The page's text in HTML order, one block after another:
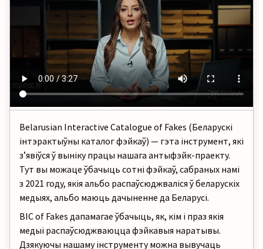
Belarusian Interactive Catalogue of Fakes (Беларускі
інтэрактыўны каталог фэйкаў) — гэта інструмент, які
зʼявіўся ў выніку працы нашага антыфэйк-праекту.
Тут вы можаце ўбачыць сотні фэйкаў, сабраных намі
з 2021 году, якія альбо распаўсюджваліся ў беларускіх
медыях, альбо маюць дачыненне да Беларусі.
BIC of Fakes дапамагае ўбачыць, як, кім і праз якія
медыі распаўсюджваюцца фэйкавыя наратывы.
Дзякуючы нашаму інструменту можна вывучаць